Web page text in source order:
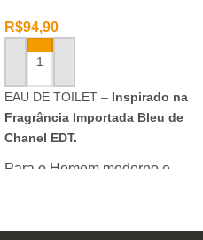
R$94,90
ADICIONAR AO CARRINHO
EAU DE TOILET – Inspirado na
Fragrância Importada Bleu de
Chanel EDT.
Para o Homem moderno e
inovar sempre, provocando